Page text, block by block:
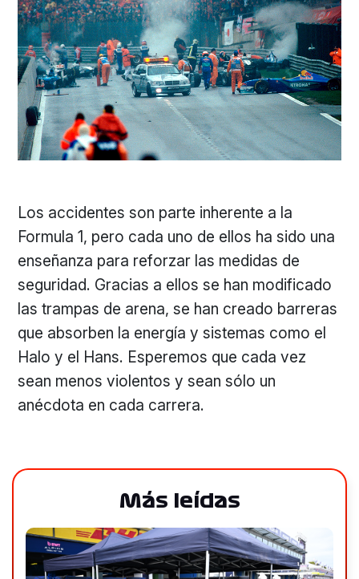
Los accidentes son parte inherente a la
Formula 1, pero cada uno de ellos ha sido una
enseñanza para reforzar las medidas de
seguridad. Gracias a ellos se han modificado
las trampas de arena, se han creado barreras
que absorben la energía y sistemas como el
Halo y el Hans. Esperemos que cada vez
sean menos violentos y sean sólo un
anécdota en cada carrera.
Más leídas